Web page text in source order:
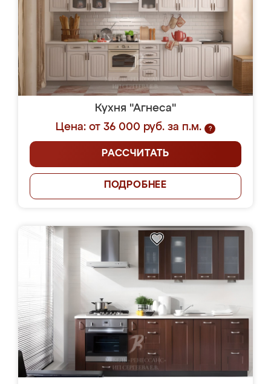
Кухня "Агнеса"
Цена: от 36 000 руб. за п.м.
?
РАССЧИТАТЬ
ПОДРОБНЕЕ